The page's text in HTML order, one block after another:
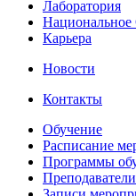
Лаборатория
Карьера
Новости
Контакты
Обучение
Расписание
Программы
Преподаватели